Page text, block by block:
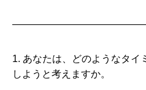
1. あなたは、どのようなタイ
しようと考えますか。